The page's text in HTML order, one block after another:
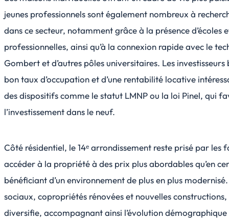
jeunes professionnels sont également nombreux à
dans ce secteur, notamment grâce à la présence d’écoles
professionnelles, ainsi qu’à la connexion rapide avec le
Gombert et d’autres pôles universitaires. Les investisseurs
bon taux d’occupation et d’une rentabilité locative
des dispositifs comme le statut LMNP ou la loi Pinel, qui
l’investissement dans le neuf.
Côté résidentiel, le 14ᵉ arrondissement reste prisé par les
accéder à la propriété à des prix plus abordables qu’en
bénéficiant d’un environnement de plus en plus
sociaux, copropriétés rénovées et nouvelles
diversifie, accompagnant ainsi l’évolution démographique